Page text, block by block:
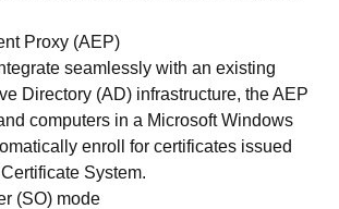
Proxy (AEP)
seamlessly with an existing
Directory (AD) infrastructure, the AEP
computers in a Microsoft Windows
enroll for certificates issued
System.
(SO) mode